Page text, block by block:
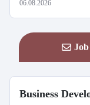
06.08.2026
Business